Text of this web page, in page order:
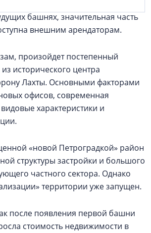
башнях, значительная часть
внешним арендаторам.
произойдет постепенный
исторического центра
Лахты. Основными факторами
офисов, современная
характеристики и
«новой Петроградкой» район
структуры застройки и большого
частного сектора. Однако
территории уже запущен.
после появления первой башни
стоимость недвижимости в